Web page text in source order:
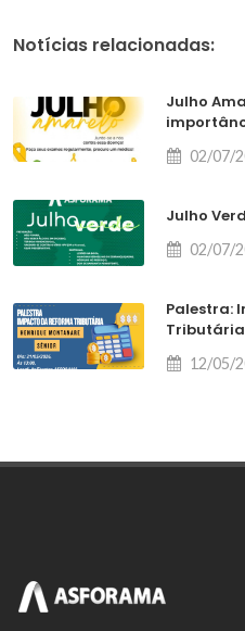
Notícias relacionadas:
Julho
02/07/
Julho
02/07/
Palestra:
Tributária
12/05/